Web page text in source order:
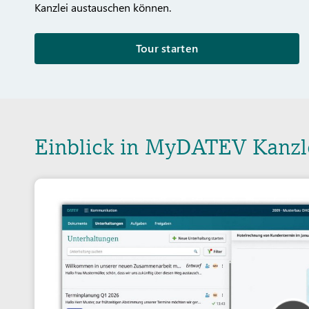
Kanzlei austauschen können.
Tour starten
Einblick in MyDATEV